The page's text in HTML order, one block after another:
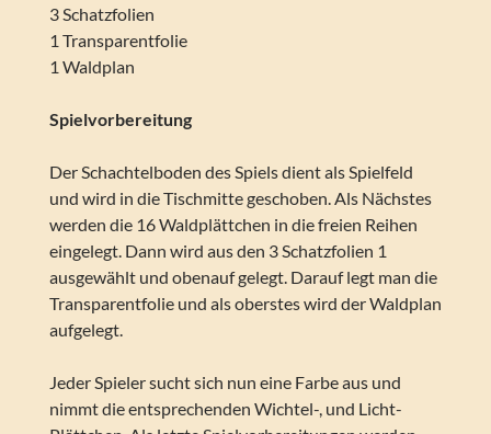
3 Schatzfolien
1 Transparentfolie
1 Waldplan
Spielvorbereitung
Der Schachtelboden des Spiels dient als Spielfeld
und wird in die Tischmitte geschoben. Als Nächstes
werden die 16 Waldplättchen in die freien Reihen
eingelegt. Dann wird aus den 3 Schatzfolien 1
ausgewählt und obenauf gelegt. Darauf legt man die
Transparentfolie und als oberstes wird der Waldplan
aufgelegt.
Jeder Spieler sucht sich nun eine Farbe aus und
nimmt die entsprechenden Wichtel-, und Licht-